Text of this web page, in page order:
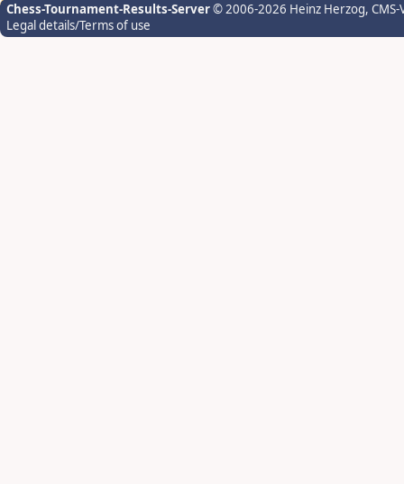
Chess-Tournament-Results-Server© 2006-2026 Heinz Herzog,
Legal details/Terms of use